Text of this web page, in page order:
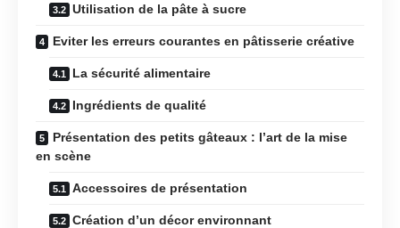
Utilisation de la pâte à sucre
Eviter les erreurs courantes en pâtisserie créative
La sécurité alimentaire
Ingrédients de qualité
Présentation des petits gâteaux : l’art de la mise
en scène
Accessoires de présentation
Création d’un décor environnant